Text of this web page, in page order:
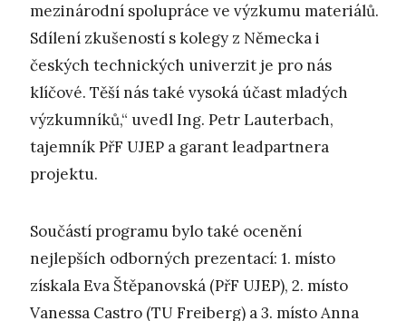
mezinárodní spolupráce ve výzkumu materiálů.
Sdílení zkušeností s kolegy z Německa i
českých technických univerzit je pro nás
klíčové. Těší nás také vysoká účast mladých
výzkumníků,“ uvedl Ing. Petr Lauterbach,
tajemník PřF UJEP a garant leadpartnera
projektu.
Součástí programu bylo také ocenění
nejlepších odborných prezentací: 1. místo
získala Eva Štěpanovská (PřF UJEP), 2. místo
Vanessa Castro (TU Freiberg) a 3. místo Anna